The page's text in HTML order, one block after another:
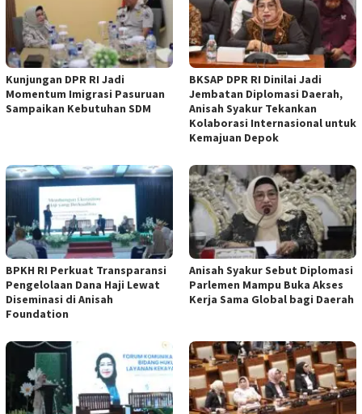
Kunjungan DPR RI Jadi
Momentum Imigrasi Pasuruan
Sampaikan Kebutuhan SDM
BKSAP DPR RI Dinilai Jadi
Jembatan Diplomasi Daerah,
Anisah Syakur Tekankan
Kolaborasi Internasional untuk
Kemajuan Depok
BPKH RI Perkuat Transparansi
Pengelolaan Dana Haji Lewat
Diseminasi di Anisah
Foundation
Anisah Syakur Sebut Diplomasi
Parlemen Mampu Buka Akses
Kerja Sama Global bagi Daerah